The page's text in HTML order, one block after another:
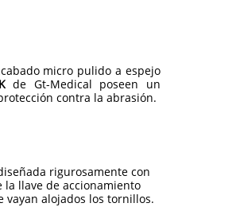
micro pulido a espejo
de Gt-Medical poseen un
contra la abrasión.
rigurosamente con
llave de accionamiento
alojados los tornillos.